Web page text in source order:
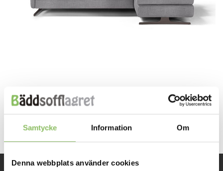
Samtycke Information Om
Denna webbplats använder cookies
Both comments and trackbacks are currently closed.
Next→